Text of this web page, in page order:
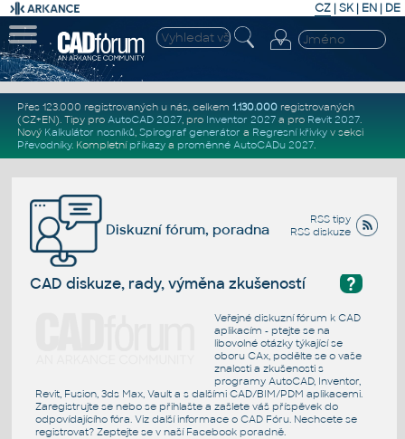
CZ | SK| EN | DE
Přes 123.000 registrovaných u nás, celkem 1.130.000registrovaných
(CZ+EN). Tipy pro AutoCAD 2027, pro Inventor 2027a pro Revit 2027.
Nový Kalkulátor nosníků, Spirograf generátor a Regresní křivkyv sekci
Převodníky. Kompletní příkazya proměnné AutoCADu 2027.
RSS tipy
RSS diskuze
Diskuzní fórum, poradna
?
CAD diskuze, rady, výměna zkušeností
Veřejné diskuzní fórum k CAD
aplikacím - ptejte se na
libovolné otázky týkající se
oboru CAx, podělte se o vaše
znalosti a zkušenosti s
programy AutoCAD, Inventor,
Revit, Fusion, 3ds Max, Vault a s dalšími CAD/BIM/PDM aplikacemi.
Zaregistrujte se nebo se přihlašte a zašlete váš příspěvek do
odpovídajícího fóra. Viz další informace o CAD Fóru. Nechcete se
registrovat? Zeptejte se v naší Facebook poradně.